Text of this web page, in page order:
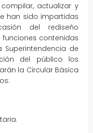
actualizar y
han sido impartidas
del rediseño
contenidas
Superintendencia de
del público los
la Circular Básica